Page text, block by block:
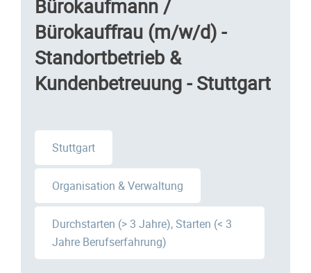
Bürokaufmann /
Bürokauffrau (m/w/d) -
Standortbetrieb &
Kundenbetreuung - Stuttgart
Stuttgart
Organisation & Verwaltung
Durchstarten (> 3 Jahre), Starten (< 3
Jahre Berufserfahrung)